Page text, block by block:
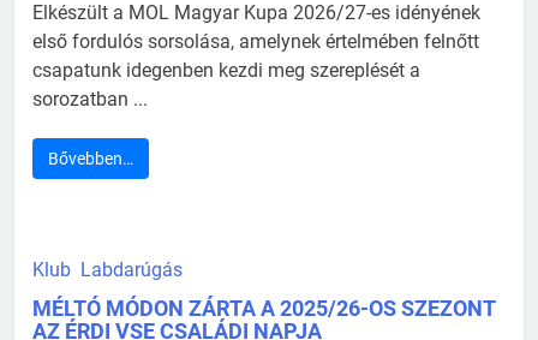
Elkészült a MOL Magyar Kupa 2026/27-es idényének
első fordulós sorsolása, amelynek értelmében felnőtt
csapatunk idegenben kezdi meg szereplését a
sorozatban ...
Bővebben…
Klub Labdarúgás
MÉLTÓ MÓDON ZÁRTA A 2025/26-OS SZEZONT
AZ ÉRDI VSE CSALÁDI NAPJA